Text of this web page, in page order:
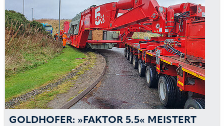
GOLDHOFER: »FAKTOR 5.5« MEISTERT